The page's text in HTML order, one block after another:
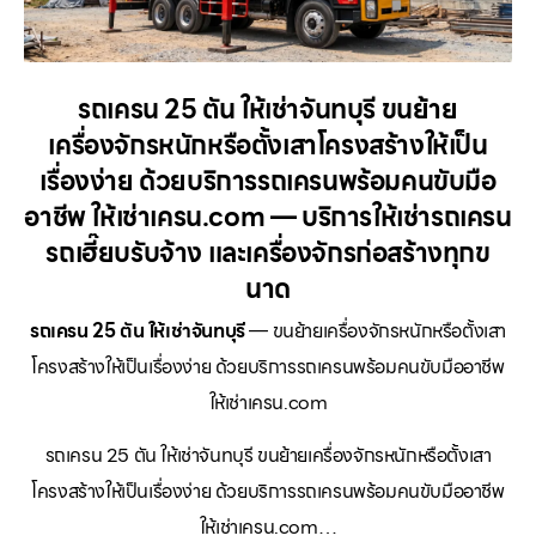
รถเครน 25 ตัน ให้เช่าจันทบุรี ขนย้าย
เครื่องจักรหนักหรือตั้งเสาโครงสร้างให้เป็น
เรื่องง่าย ด้วยบริการรถเครนพร้อมคนขับมือ
อาชีพ ให้เช่าเครน.com — บริการให้เช่ารถเครน
รถเฮี๊ยบรับจ้าง และเครื่องจักรก่อสร้างทุกข
นาด
รถเครน 25 ตัน ให้เช่าจันทบุรี— ขนย้ายเครื่องจักรหนักหรือตั้งเสา
โครงสร้างให้เป็นเรื่องง่าย ด้วยบริการรถเครนพร้อมคนขับมืออาชีพ
ให้เช่าเครน.com
รถเครน 25 ตัน ให้เช่าจันทบุรี ขนย้ายเครื่องจักรหนักหรือตั้งเสา
โครงสร้างให้เป็นเรื่องง่าย ด้วยบริการรถเครนพร้อมคนขับมืออาชีพ
ให้เช่าเครน.com…